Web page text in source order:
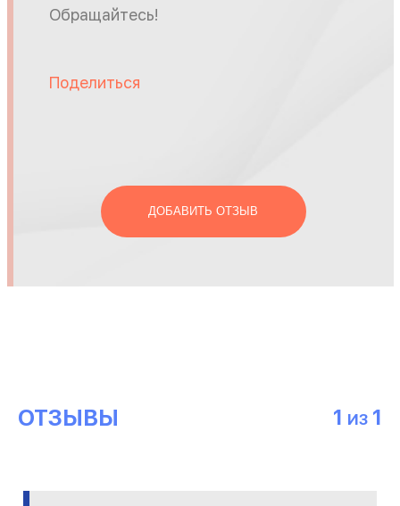
Обращайтесь!
Поделиться
ДОБАВИТЬ ОТЗЫВ
ОТЗЫВЫ 1 ИЗ 1